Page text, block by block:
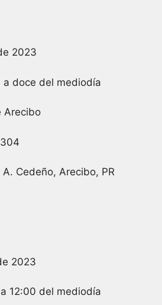
2023
a doce del mediodía
Arecibo
Cedeño, Arecibo, PR
2023
12:00 del mediodía